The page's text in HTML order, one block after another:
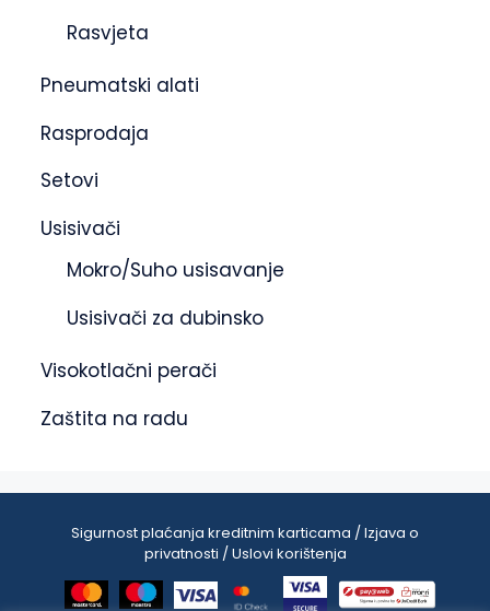
Rasvjeta
Pneumatski alati
Rasprodaja
Setovi
Usisivači
Mokro/Suho usisavanje
Usisivači za dubinsko
Visokotlačni perači
Zaštita na radu
Sigurnost plaćanja kreditnim karticama / Izjava o
privatnosti / Uslovi korištenja